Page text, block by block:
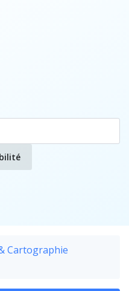
Cartographie